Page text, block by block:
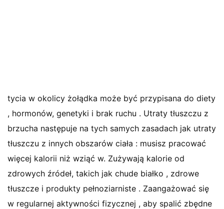
tycia w okolicy żołądka może być przypisana do diety
, hormonów, genetyki i brak ruchu . Utraty tłuszczu z
brzucha następuje na tych samych zasadach jak utraty
tłuszczu z innych obszarów ciała : musisz pracować
więcej kalorii niż wziąć w. Zużywają kalorie od
zdrowych źródeł, takich jak chude białko , zdrowe
tłuszcze i produkty pełnoziarniste . Zaangażować się
w regularnej aktywności fizycznej , aby spalić zbędne